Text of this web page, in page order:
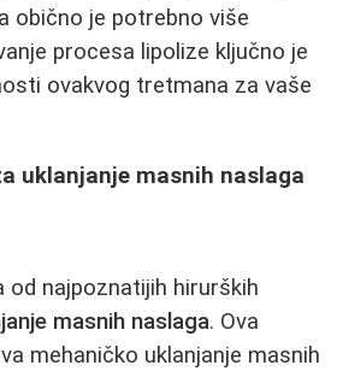
obično je potrebno više
procesa lipolize ključno je
ovakvog tretmana za vaše
uklanjanje masnih naslaga
od najpoznatijih hirurških
masnih naslaga. Ova
mehaničko uklanjanje masnih